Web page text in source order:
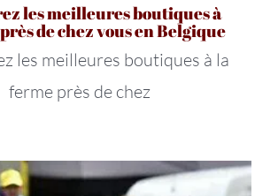
les meilleures boutiques à
de chez vous en Belgique
les meilleures boutiques à la
ferme près de chez